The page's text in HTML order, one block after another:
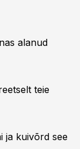
alanud
teie
ja kuivõrd see